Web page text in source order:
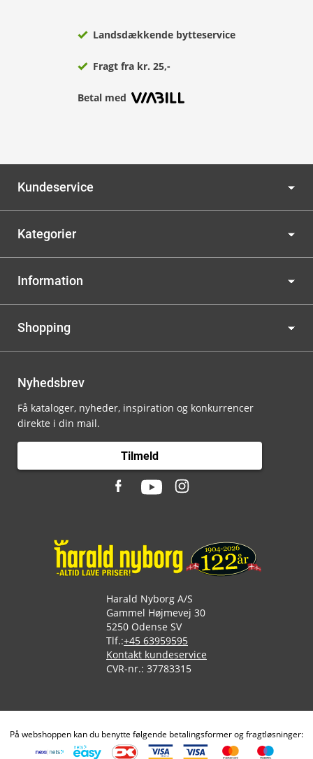
Landsdækkende bytteservice
Fragt fra kr. 25,-
Betal med
Kundeservice
Kategorier
Information
Shopping
Nyhedsbrev
Få kataloger, nyheder, inspiration og konkurrencer
direkte i din mail.
Tilmeld
Harald Nyborg A/S
Gammel Højmevej 30
5250 Odense SV
Tlf.:+45 63959595
Kontakt kundeservice
CVR-nr.: 37783315
På webshoppen kan du benytte følgende betalingsformer og fragtløsninger: